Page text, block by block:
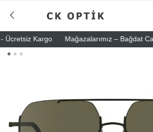
Kargo Mağazalarımız – Bağdat